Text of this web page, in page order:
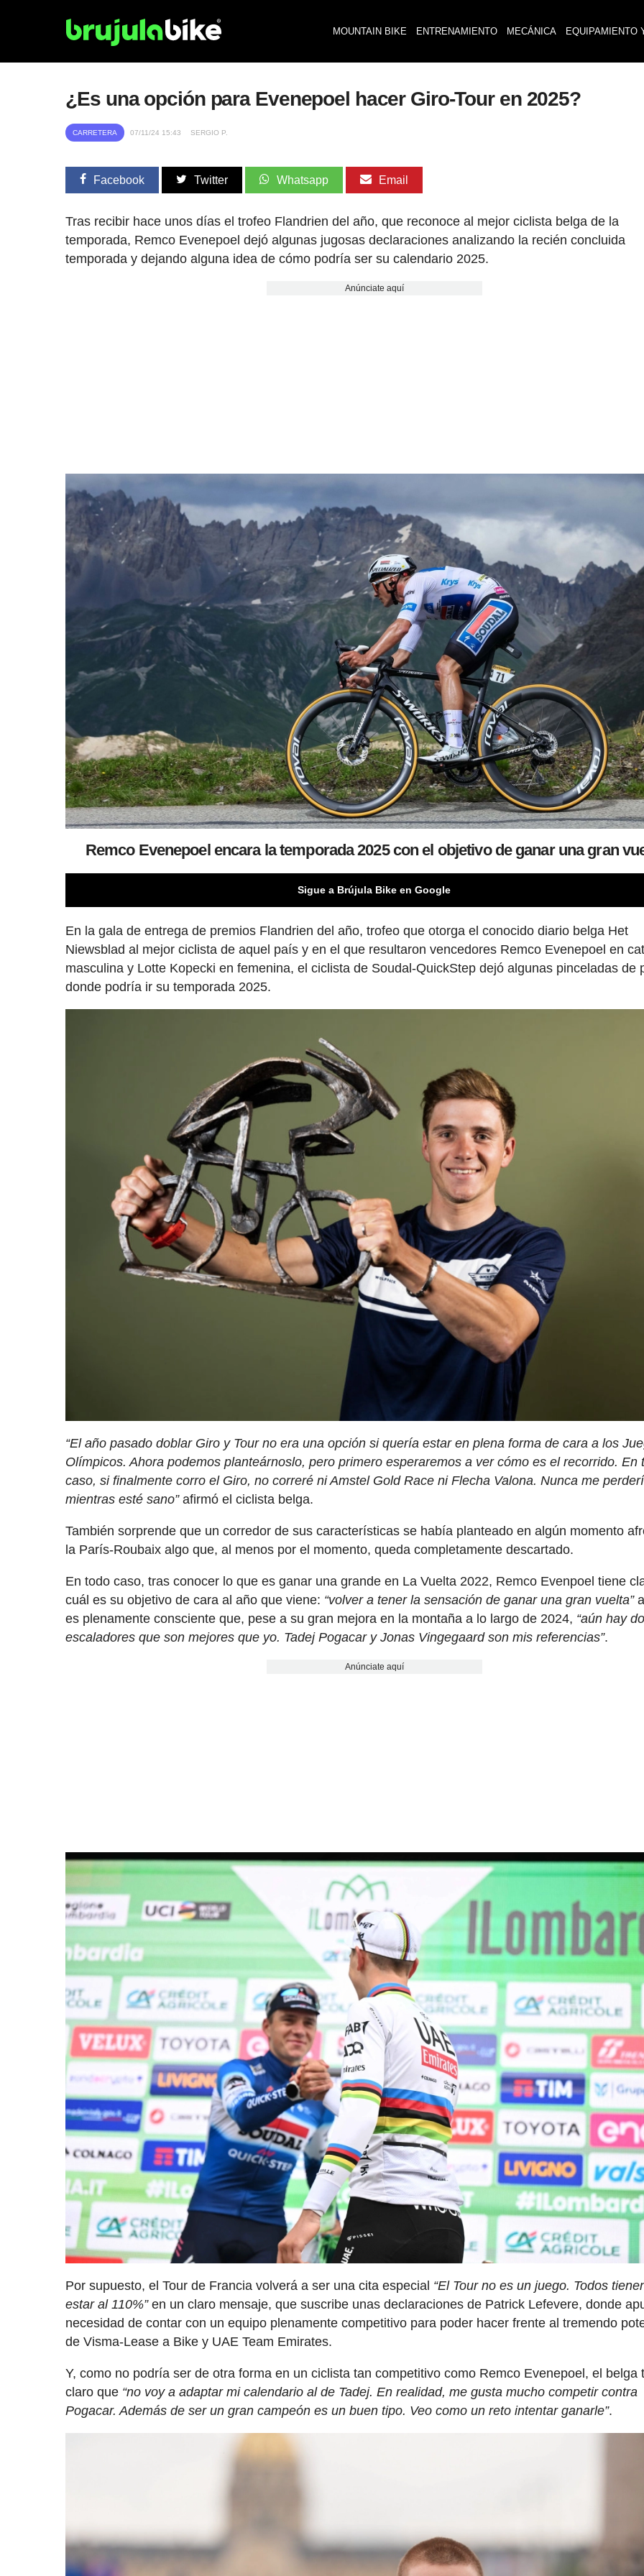
MOUNTAIN BIKE ENTRENAMIENTO MECÁNICA EQUIPAMIENTO
¿Es una opción para Evenepoel hacer Giro-Tour en 2025?
CARRETERA 07/11/24 15:43 SERGIO P.
Facebook Twitter Whatsapp Email
Tras recibir hace unos días el trofeo Flandrien del año, que reconoce al mejor ciclista belga de la
temporada, Remco Evenepoel dejó algunas jugosas declaraciones analizando la recién concluida
temporada y dejando alguna idea de cómo podría ser su calendario 2025.
Anúnciate aquí
Remco Evenepoel encara la temporada 2025 con el objetivo de ganar una gran
Sigue a Brújula Bike en Google
En la gala de entrega de premios Flandrien del año, trofeo que otorga el conocido diario belga Het
Niewsblad al mejor ciclista de aquel país y en el que resultaron vencedores Remco Evenepoel en
masculina y Lotte Kopecki en femenina, el ciclista de Soudal-QuickStep dejó algunas pinceladas de
donde podría ir su temporada 2025.
“El año pasado doblar Giro y Tour no era una opción si quería estar en plena forma de cara a los
Olímpicos. Ahora podemos planteárnoslo, pero primero esperaremos a ver cómo es el recorrido. En
caso, si finalmente corro el Giro, no correré ni Amstel Gold Race ni Flecha Valona. Nunca me
mientras esté sano”afirmó el ciclista belga.
También sorprende que un corredor de sus características se había planteado en algún momento
la París-Roubaix algo que, al menos por el momento, queda completamente descartado.
En todo caso, tras conocer lo que es ganar una grande en La Vuelta 2022, Remco Evenpoel tiene
cuál es su objetivo de cara al año que viene: “volver a tener la sensación de ganar una gran vuelta”
es plenamente consciente que, pese a su gran mejora en la montaña a lo largo de 2024, “aún hay
escaladores que son mejores que yo. Tadej Pogacar y Jonas Vingegaard son mis referencias”.
Anúnciate aquí
Por supuesto, el Tour de Francia volverá a ser una cita especial “El Tour no es un juego. Todos
estar al 110%”en un claro mensaje, que suscribe unas declaraciones de Patrick Lefevere, donde
necesidad de contar con un equipo plenamente competitivo para poder hacer frente al tremendo
de Visma-Lease a Bike y UAE Team Emirates.
Y, como no podría ser de otra forma en un ciclista tan competitivo como Remco Evenepoel, el belga
claro que “no voy a adaptar mi calendario al de Tadej. En realidad, me gusta mucho competir contra
Pogacar. Además de ser un gran campeón es un buen tipo. Veo como un reto intentar ganarle”.